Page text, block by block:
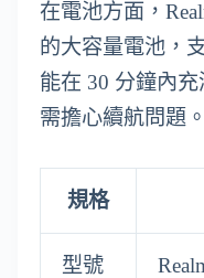
在電池方面，
的大容量電池，
能在 30 分鐘內
需擔心續航問題。
規格
型號